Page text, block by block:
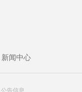
新闻中心
公告信息